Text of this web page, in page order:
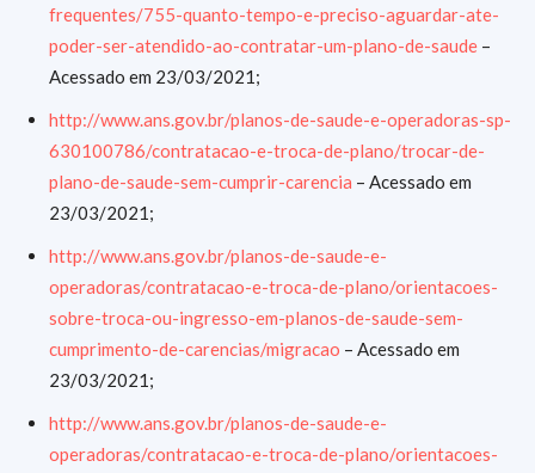
frequentes/755-quanto-tempo-e-preciso-aguardar-ate-
poder-ser-atendido-ao-contratar-um-plano-de-saude –
Acessado em 23/03/2021;
http://www.ans.gov.br/planos-de-saude-e-operadoras-sp-
630100786/contratacao-e-troca-de-plano/trocar-de-
plano-de-saude-sem-cumprir-carencia – Acessado em
23/03/2021;
http://www.ans.gov.br/planos-de-saude-e-
operadoras/contratacao-e-troca-de-plano/orientacoes-
sobre-troca-ou-ingresso-em-planos-de-saude-sem-
cumprimento-de-carencias/migracao – Acessado em
23/03/2021;
http://www.ans.gov.br/planos-de-saude-e-
operadoras/contratacao-e-troca-de-plano/orientacoes-